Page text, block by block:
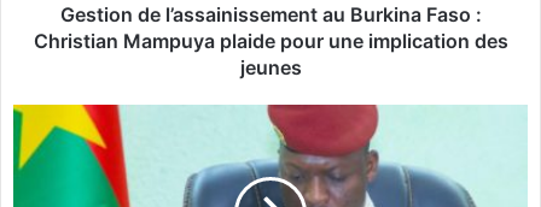
s
a
i
Gestion de l’assainissement au Burkina Faso :
Christian Mampuya plaide pour une implication des
jeunes
C
o
m